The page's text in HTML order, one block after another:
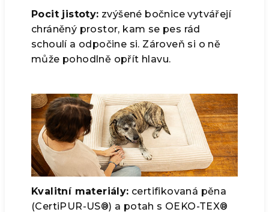
Pocit jistoty: zvýšené bočnice vytvářejí
chráněný prostor, kam se pes rád
schoulí a odpočine si. Zároveň si o ně
může pohodlně opřít hlavu.
Kvalitní materiály: certifikovaná pěna
(CertiPUR-US®) a potah s OEKO-TEX®